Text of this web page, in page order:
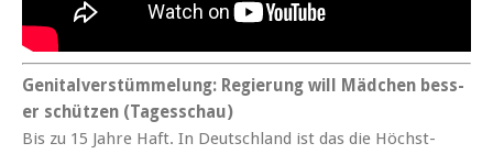
Gen­i­talver­stüm­melung: Regierung will Mäd­chen bess­
er schützen (Tagess­chau)
Bis zu 15 Jahre Haft. In Deutsch­land ist das die Höch­st­